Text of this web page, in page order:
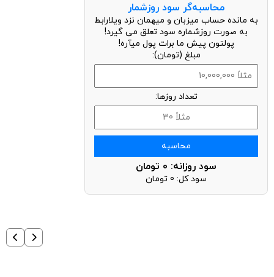
محاسبه‌گر سود روزشمار
به مانده حساب میزبان و میهمان نزد ویلارابط
به صورت روزشماره سود تعلق می گیرد!
پولتون پیش ما برات پول میآره!
مبلغ (تومان):
تعداد روزها:
محاسبه
سود روزانه: 0 تومان
سود کل: 0 تومان